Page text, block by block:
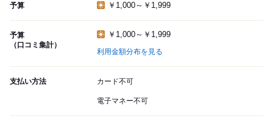
予算 ￥1,000～￥1,999
予算
（口コミ集計）
￥1,000～￥1,999
利用金額分布を見る
支払い方法 カード不可
電子マネー不可